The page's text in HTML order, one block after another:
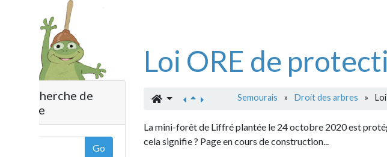
Loi ORE de
Semourais » Droit des arbres » Loi ORE de
La mini-forêt de Liffré plantée le 24 octobre 2020 est protégée
cela signifie ?Page en cours de construction...
de